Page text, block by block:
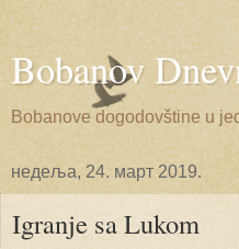
Bobanov
Bobanove dogodovštine u
недеља, 24. март 2019.
Igranje sa Lukom